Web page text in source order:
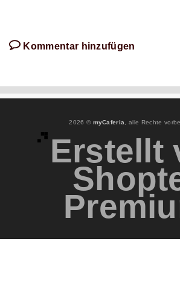
Kommentar hinzufügen
2026 © myCaferia , alle Rechte
Erstellt